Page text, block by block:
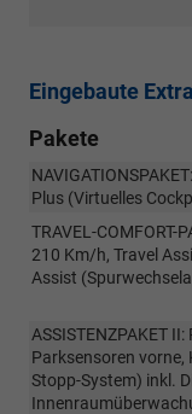
Eingebaute
Pakete
Plus (Virtuelles
TRAVEL-
210 Km/h, Travel
Assist
ASSISTENZPAKET
Parksensoren vorne,
Stopp-System) inkl.